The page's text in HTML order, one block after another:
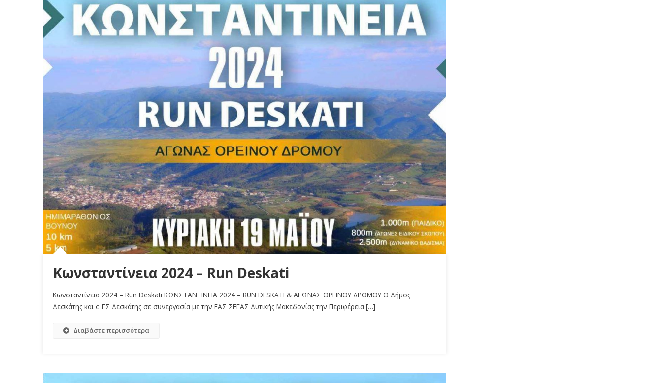
Κωνσταντίνεια 2024 – Run Deskati
Κωνσταντίνεια 2024 – Run Deskati ΚΩΝΣΤΑΝΤΙΝΕΙΑ 2024 – RUN DESKATI & ΑΓΩΝΑΣ ΟΡΕΙΝΟΥ ΔΡΟΜΟΥ O Δήμος
Δεσκάτης και ο ΓΣ Δεσκάτης σε συνεργασία με την ΕΑΣ ΣΕΓΑΣ Δυτικής Μακεδονίας την Περιφέρεια […]
Διαβάστε περισσότερα